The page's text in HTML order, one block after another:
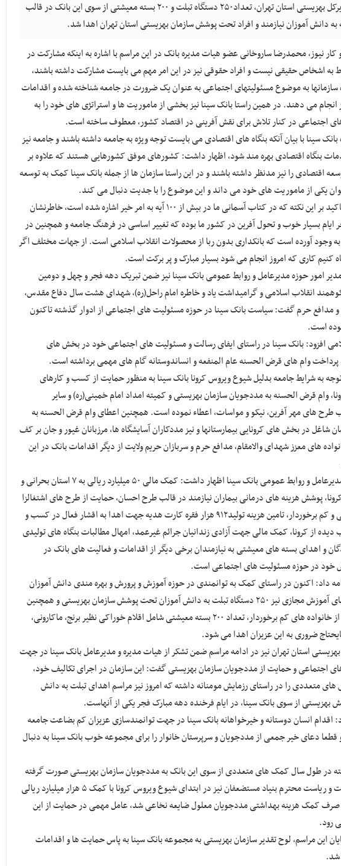
بانک سینا و مدیرکل بهزیستی استان تهران، تعداد۲۵۰ دستگاه تبلت و ۲۰۰ بسته معیشتی از سوی این بانک در قالب
به دانش آموزان نیازمند و افراد تحت پوشش سازمان بهزیستی استان تهران اهدا شد.
نیوز، محمدرضا ساروخانی عضو هیات مدیره بانک در این مراسم با اشاره به اینکه مشارکت در
به اشخاص حقیقی نیست و افراد حقوقی نیز در این امر مهم می بایست مشارکت داشته باشند،
سازمانها به موضوع مسئولیتهای اجتماعی به عنوان یک ضرورت در جامعه شناخته شده و اقدامات
انجام می دهند. در همین راستا بانک سینا نیز بخشی از ماموریت ها و استراتژی های خود را به
اجتماعی در کنار تلاش برای نقش آفرینی در اقتصاد کشور، معطوف ساخته است.
سینا با بیان آنکه بنگاه های اقتصادی می بایست توجه ویژه به جامعه داشته باشند و جامعه نیز
بنگاه اقتصادی بهره مند شود، اظهار داشت: کشورهای موفق کشورهایی هستند که علاوه بر
اقتصادی را نیز مدنظر داشته باشند و در این راستا سازمان ها از جمله بانک سینا کمک به توسعه
یکی از ماموریت های خود می داند و این موضوع را با جدیت دنبال می کند.
ساروخانی ضمن تاکید بر این نکته که در کتاب آسمانی ما در بیش از ۱۰۰ آیه به امر خیر اشاره شده است، خاطرنشان
ایام بسیار خوب و تحول آفرین در کشور ما بوده که تغییر اساسی در فرهنگ جامعه و همچنین در
وجود آورده است که بانکداری بدون ربا از محصولات انقلاب اسلامی است. از جهات مختلف اگر
کنیم کاری که امروز انجام می شود بسیار مبارک و پر برکت است.
امور حوزه مدیرعامل و روابط عمومی بانک سینا نیز ضمن تبریک دهه فجر و چهل و دومین
انقلاب اسلامی و گرامیداشت یاد و خاطره امام راحل(ره)، شهدای هشت سال دفاع مقدس،
مدافع حرم گفت: سیاست بانک سینا در حوزه مسئولیت های اجتماعی از ادوار گذشته تاکنون
است.
افزود: بانک سینا در راستای ایفای رسالت و مسئولیت های اجتماعی خود در بخش های
وام های قرض الحسنه عام المنفعه و انساندوستانه گام های مهمی برداشته است.
به شرایط جامعه بدلیل شیوع ویروس کرونا بانک سینا به منظور حمایت از کسب و کارهای
وام قرض الحسنه به مددجویان سازمان بهزیستی و کمیته امداد امام خمینی(ره) و سایر
طرح های مهر آفرین، نیکو و مواسات، اعطاء نموده است. همچنین اعطای وام قرض الحسنه به
شاغل در بخش های کرونایی بیمارستانها و نیز مددکاران آسایشگاه ها، مرزبانان غیور و جان بر کف
های معزز شهدای والامقام، مدافع حرم و سربازان حریم ولایت از دیگر اقدامات بانک در این
مدیر امور حوزه مدیرعامل و روابط عمومی بانک سینا اظهار داشت: کمک مالی ۵۰ میلیارد ریالی به ۷ استان بحرانی و
پوشش هزینه های درمانی بیماران نیازمند در قالب طرح احسان، حمایت از طرح های اشتغالزا
در مناطق روستایی و کم برخوردار، تامین هزینه تولید۹۱۲ هزار فقره کارت هدیه جهت اهدا به اقشار فعال در کسب و
از کرونا، کمک مالی جهت آزادی زندانیان جرائم غیرعمد، امهال مطالبات بنگاه های تولیدی
و اهدای بسته های معیشتی به نیازمندان برخی دیگر از اقدامات و فعالیت های بانک در
خود در حوزه مسئولیت های اجتماعی است.
داد: اکنون در راستای کمک به توانمندی در حوزه آموزش و پرورش و بهره مندی دانش آموزان
بی بضاعت از فضای آموزش مجازی نیز ۲۵۰ دستگاه تبلت به دانش آموزان تحت پوشش سازمان بهزیستی و همچنین
به منظور حمایت از خانواده های کم برخوردار، تعداد ۲۰۰ بسته معیشتی شامل اقلام خوراکی نظیر برنج، ماکارونی،
ضروری به این عزیزان اهدا می شود.
استان تهران نیز در ادامه مراسم ضمن تشکر از هیات مدیره و مدیرعامل بانک سینا در جهت
اجتماعی و حمایت از مددجویان سازمان بهزیستی گفت: این سازمان در اجرای تکالیف خود،
متعددی را در راستای رزمایش مومنانه داشته که امروز نیز مراسم اهدای تبلت به دانش
بهزیستی از سوی بانک سینا، در ایام فرخنده دهه مبارک فجر یکی از آنهاست.
اقدام انسان دوستانه و خیرخواهانه بانک سینا در جهت توانمندسازی عزیزان کم بضاعت جامعه
قطعا دعای خیر جمعی از مددجویان و سرپرستان خانوار را برای مجموعه خوب بانک سینا به دنبال
در طول سال کمک های متعددی از سوی این بانک به مددجویان سازمان بهزیستی صورت گرفته
که قابل تقدیر است و ریاست محترم بنیاد مستضعفان نیز در ابتدای شیوع ویروس کرونا با کمک ۵ هزار میلیارد ریالی
صرف کمک هزینه بهداشتی مددجویان معلول ضایعه نخاعی شد، عامل مهمی در حمایت از این
رود.
این مراسم، لوح تقدیر سازمان بهزیستی به مجموعه بانک سینا به پاس حمایت ها و اقدامات
شد.